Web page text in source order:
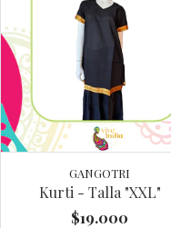
GANGOTRI
Kurti - Talla "XXL"
$19.000